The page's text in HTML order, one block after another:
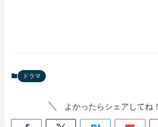
ドラマ
よかったらシェアしてね！